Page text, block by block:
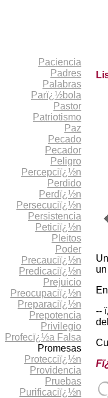
Paciencia
Padres
Palabras
Parï¿½bola
Pastor
Patriotismo
Paz
Pecado
Pecador
Peligro
Percepciï¿½n
Perdido
Perdï¿½n
Persecuciï¿½n
Persistencia
Peticiï¿½n
Pleitos
Poder
Precauciï¿½n
Predicaciï¿½n
Prejuicio
Preocupaciï¿½n
Preparaciï¿½n
Prepotencia
Privilegio
Profecï¿½a Falsa
Promesas
Protecciï¿½n
Providencia
Pruebas
Purificaciï¿½n
--